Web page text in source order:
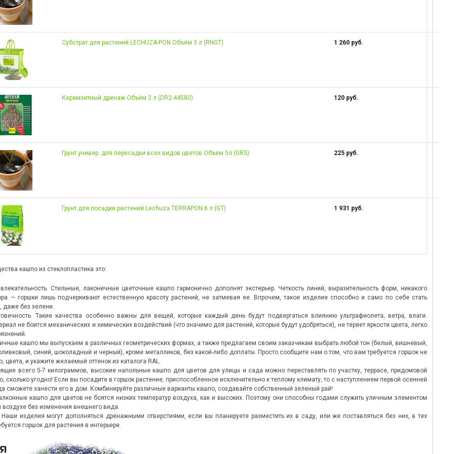
Субстрат для растений LECHUZA-PON Объём 3 л (RNGT) 1 260 руб.
Керамзитный дренаж Объём 2 л (DR2-44580) 120 руб.
Грунт универ. для пересадки всех видов цветов Объём 5л (GR5) 225 руб.
Грунт для посадки растений Lechuza TERRAPON 6 л (GT) 1 931 руб.
кашпо из стеклопластика это:
Стильные, лаконичные цветочные кашпо гармонично дополнят экстерьер. Четкость линий, выразительность форм, никакого
— горшки лишь подчеркивают естественную красоту растений, не затмевая ее. Впрочем, такое изделие способно и само по себе стать
без зелени.
Такие качества особенно важны для вещей, которые каждый день будут подвергаться влиянию ультрафиолета, ветра, влаги.
не боится механических и химических воздействий (что значимо для растений, которые будут удобряться), не теряет яркости цвета, легко
кашпо мы выпускаем в различных геометрических формах, а также предлагаем своим заказчикам выбрать любой тон (белый, вишневый,
синий, шоколадный и черный), кроме металликов, без какой-либо доплаты. Просто сообщите нам о том, что вам требуется горшок не
цвета, и укажите желаемый оттенок из каталога RAL.
всего 5-7 килограммов, высокие напольные кашпо для цветов для улицы и сада можно переставлять по участку, террасе, придомовой
сколько угодно! Если вы посадите в горшок растение, приспособленное исключительно к теплому климату, то с наступлением первой осенней
сможете занести его в дом. Комбинируйте различные варианты кашпо, создавайте собственный зеленый рай!
кашпо для цветов не боятся низких температур воздуха, как и высоких. Поэтому они способны годами служить уличным элементом
без изменения внешнего вида.
Наши изделия могут дополняться дренажными отверстиями, если вы планируете разместить их в саду, или же поставляться без них, в тех
горшок для растения в интерьере.